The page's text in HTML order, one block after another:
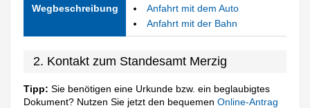
Wegbeschreibung
Anfahrt mit dem Auto
Anfahrt mit der Bahn
2. Kontakt zum Standesamt Merzig
Tipp: Sie benötigen eine Urkunde bzw. ein beglaubigtes
Dokument? Nutzen Sie jetzt den bequemenOnline-Antrag